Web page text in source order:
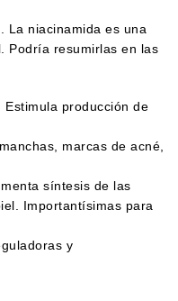
La niacinamida es una
Podría resumirlas en las
producción de
marcas de acné,
síntesis de las
Importantísimas para
y